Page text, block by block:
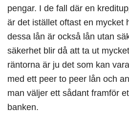
pengar. I de fall där en
är det istället oftast en mycket
dessa lån är också lån utan
säkerhet blir då att ta ut
räntorna är ju det som kan
med ett peer to peer lån och
man väljer ett sådant framför
banken.